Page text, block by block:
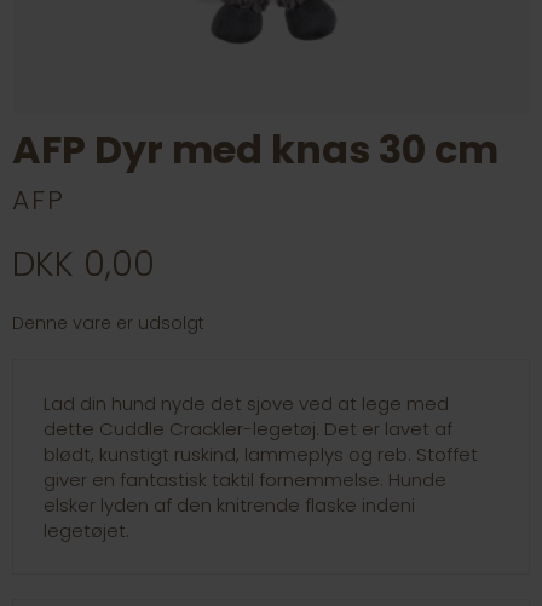
AFP Dyr med knas 30 cm
AFP
DKK 0,00
Denne vare er udsolgt
Lad din hund nyde det sjove ved at lege med
dette Cuddle Crackler-legetøj. Det er lavet af
blødt, kunstigt ruskind, lammeplys og reb. Stoffet
giver en fantastisk taktil fornemmelse. Hunde
elsker lyden af den knitrende flaske indeni
legetøjet.